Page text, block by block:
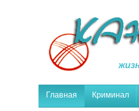
Главная Криминал